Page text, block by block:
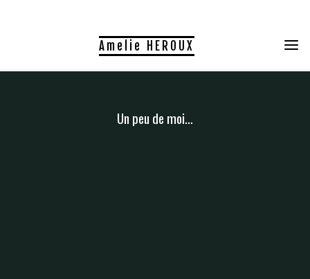
Amelie HEROUX
Un peu de moi…